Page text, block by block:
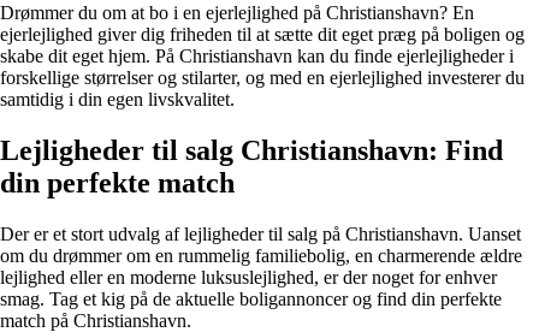
Drømmer du om at bo i en ejerlejlighed på Christianshavn? En
ejerlejlighed giver dig friheden til at sætte dit eget præg på boligen og
skabe dit eget hjem. På Christianshavn kan du finde ejerlejligheder i
forskellige størrelser og stilarter, og med en ejerlejlighed investerer du
samtidig i din egen livskvalitet.
Lejligheder til salg Christianshavn: Find
din perfekte match
Der er et stort udvalg af lejligheder til salg på Christianshavn. Uanset
om du drømmer om en rummelig familiebolig, en charmerende ældre
lejlighed eller en moderne luksuslejlighed, er der noget for enhver
smag. Tag et kig på de aktuelle boligannoncer og find din perfekte
match på Christianshavn.